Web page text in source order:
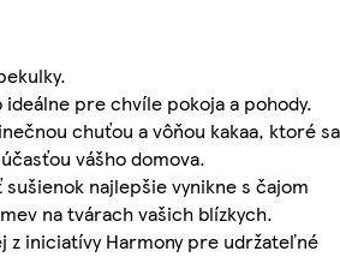
pre chvíle pokoja a pohody.
chuťou a vôňou kakaa, ktoré sa
vášho domova.
najlepšie vynikne s čajom
na tvárach vašich blízkych.
z iniciatívy Harmony pre udržateľné